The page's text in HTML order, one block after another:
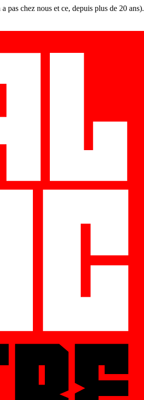
pas chez nous et ce, depuis plus de 20 ans).